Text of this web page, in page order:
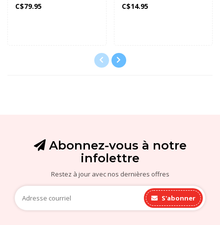
C$79.95 C$14.95
Abonnez-vous à notre
infolettre
Restez à jour avec nos dernières offres
S'abonner